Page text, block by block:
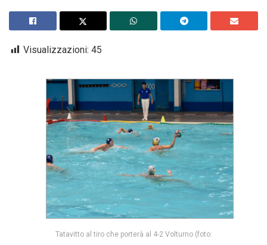
Visualizzazioni: 45
Tatavitto al tiro che porterà al 4-2 Volturno (foto: